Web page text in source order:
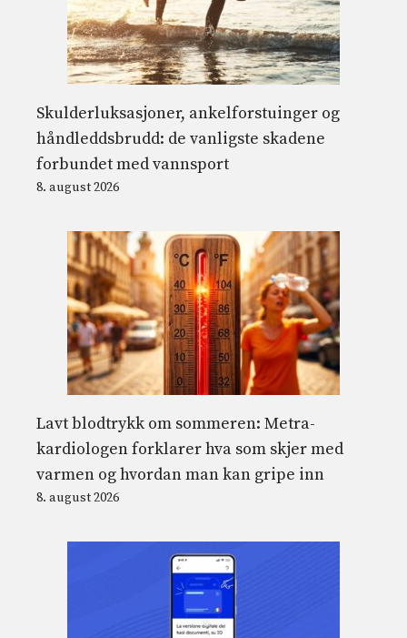
Skulderluksasjoner, ankelforstuinger og
håndleddsbrudd: de vanligste skadene
forbundet med vannsport
8. august 2026
Lavt blodtrykk om sommeren: Metra-
kardiologen forklarer hva som skjer med
varmen og hvordan man kan gripe inn
8. august 2026